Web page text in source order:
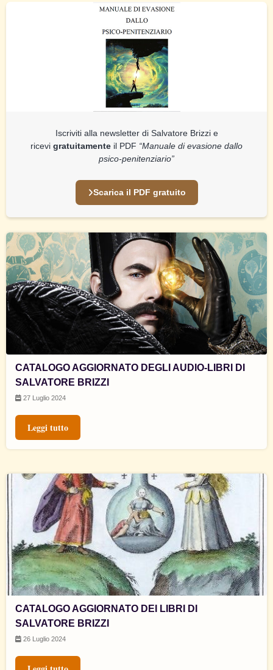
Iscriviti alla newsletter di Salvatore Brizzi e
ricevi gratuitamente il PDF “Manuale di evasione dallo
psico-penitenziario”
Scarica il PDF gratuito
CATALOGO AGGIORNATO DEGLI AUDIO-LIBRI DI
SALVATORE BRIZZI
27 Luglio 2024
Leggi tutto
CATALOGO AGGIORNATO DEI LIBRI DI
SALVATORE BRIZZI
26 Luglio 2024